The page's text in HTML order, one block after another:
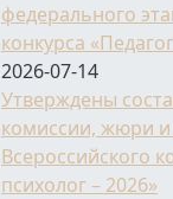
федерального
конкурса
2026-07-14
Утверждены
комиссии, жюри
Всероссийского
психолог – 2026»